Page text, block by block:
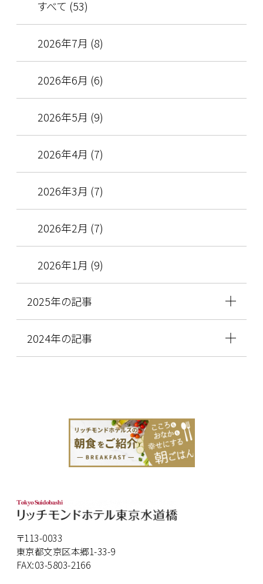
すべて (53)
2026年7月 (8)
2026年6月 (6)
2026年5月 (9)
2026年4月 (7)
2026年3月 (7)
2026年2月 (7)
2026年1月 (9)
2025年の記事
2024年の記事
〒113-0033
東京都文京区本郷1-33-9
FAX:03-5803-2166